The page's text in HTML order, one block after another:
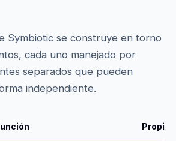
Symbiotic se construye en torno
cada uno manejado por
separados que pueden
independiente.